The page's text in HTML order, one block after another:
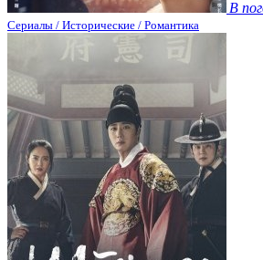
В
Сериалы / Исторические / Романтика